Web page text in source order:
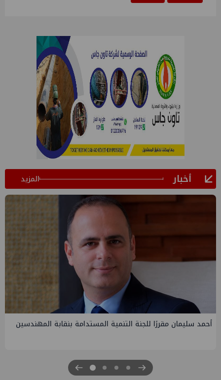
أخبار المزيد
PMS تنهي أعمال إنزال الخطوط البحرية الثلاث بمشروع المرحلة